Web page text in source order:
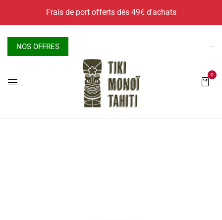
Frais de port offerts dès 49€ d'achats
NOS OFFRES
0